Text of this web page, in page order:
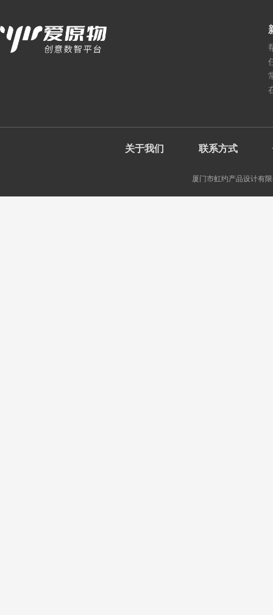
关于我们 联系方式
厦门市虹约产品设计有